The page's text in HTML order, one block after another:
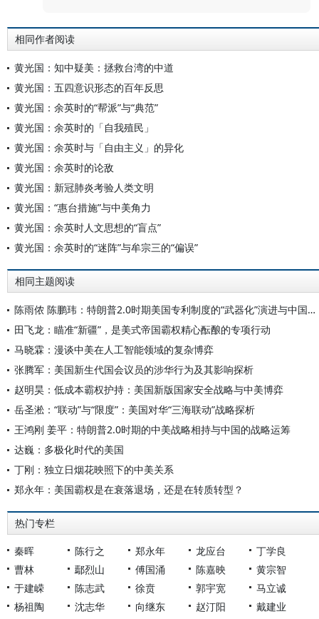
相同作者阅读
黄光国：知中疑美：拯救台湾的中道
黄光国：五四意识形态的百年反思
黄光国：余英时的“帮派”与“典范”
黄光国：余英时的「自我殖民」
黄光国：余英时与「自由主义」的异化
黄光国：余英时的论敌
黄光国：新冠肺炎考验人类文明
黄光国：“惠台措施”与中美角力
黄光国：余英时人文思想的“盲点”
黄光国：余英时的“迷阵”与牟宗三的“偏误”
相同主题阅读
陈雨侬 陈鹏玮：特朗普2.0时期美国专利制度的“武器化”演进与中国应对
田飞龙：瞄准“新疆”，是美式帝国霸权精心酝酿的专项行动
马晓霖：漫谈中美在人工智能领域的复杂博弈
张腾军：美国新生代国会议员的涉华行为及其影响探析
赵明昊：低成本霸权护持：美国新版国家安全战略与中美博弈
岳圣淞：“联动”与“限度”：美国对华“三海联动”战略探析
王鸿刚 姜平：特朗普2.0时期的中美战略相持与中国的战略运筹
达巍：多极化时代的美国
丁刚：独立日烟花映照下的中美关系
郑永年：美国霸权是在衰落退场，还是在转质转型？
热门专栏
秦晖 陈行之 郑永年 龙应台
丁学良
曹林
鄢烈山 傅国涌 陈嘉映
黄宗智
于建嵘
陈志武 徐贲 郭宇宽
马立诚
杨祖陶
沈志华 向继东 赵汀阳
戴建业